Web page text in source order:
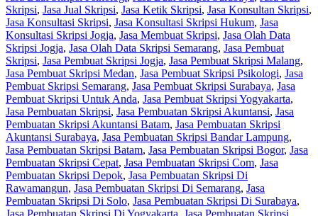
Skripsi, Jasa Jual Skripsi, Jasa Ketik Skripsi, Jasa Konsultan Skripsi,
Jasa Konsultasi Skripsi, Jasa Konsultasi Skripsi Hukum, Jasa
Konsultasi Skripsi Jogja, Jasa Membuat Skripsi, Jasa Olah Data
Skripsi Jogja, Jasa Olah Data Skripsi Semarang, Jasa Pembuat
Skripsi, Jasa Pembuat Skripsi Jogja, Jasa Pembuat Skripsi Malang,
Jasa Pembuat Skripsi Medan, Jasa Pembuat Skripsi Psikologi, Jasa
Pembuat Skripsi Semarang, Jasa Pembuat Skripsi Surabaya, Jasa
Pembuat Skripsi Untuk Anda, Jasa Pembuat Skripsi Yogyakarta,
Jasa Pembuatan Skripsi, Jasa Pembuatan Skripsi Akuntansi, Jasa
Pembuatan Skripsi Akuntansi Batam, Jasa Pembuatan Skripsi
Akuntansi Surabaya, Jasa Pembuatan Skripsi Bandar Lampung,
Jasa Pembuatan Skripsi Batam, Jasa Pembuatan Skripsi Bogor, Jasa
Pembuatan Skripsi Cepat, Jasa Pembuatan Skripsi Com, Jasa
Pembuatan Skripsi Depok, Jasa Pembuatan Skripsi Di
Rawamangun, Jasa Pembuatan Skripsi Di Semarang, Jasa
Pembuatan Skripsi Di Solo, Jasa Pembuatan Skripsi Di Surabaya,
Jasa Pembuatan Skripsi Di Yogyakarta, Jasa Pembuatan Skripsi